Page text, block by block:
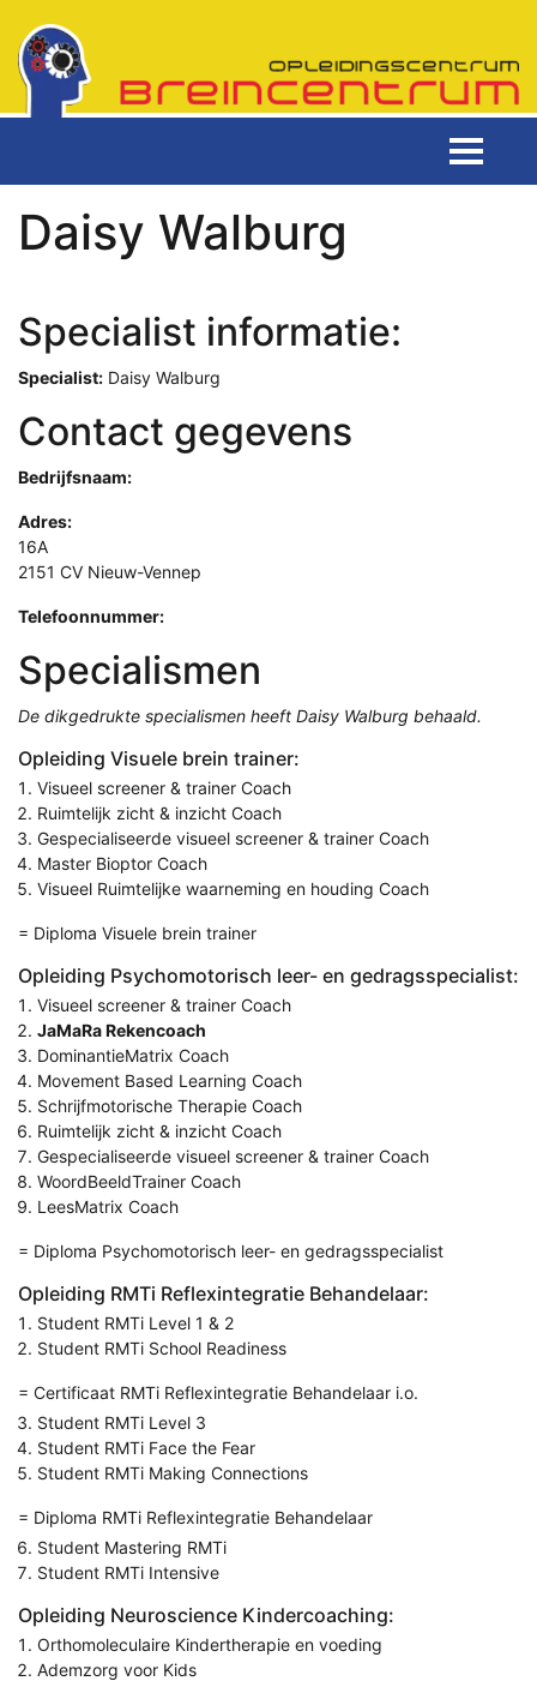
Daisy Walburg
Specialist informatie:
Specialist: Daisy Walburg
Contact gegevens
Bedrijfsnaam:
Adres:
16A
2151 CV Nieuw-Vennep
Telefoonnummer:
Specialismen
De dikgedrukte specialismen heeft Daisy Walburg behaald.
Opleiding Visuele brein trainer:
Visueel screener & trainer Coach
Ruimtelijk zicht & inzicht Coach
Gespecialiseerde visueel screener & trainer Coach
Master Bioptor Coach
Visueel Ruimtelijke waarneming en houding Coach
= Diploma Visuele brein trainer
Opleiding Psychomotorisch leer- en gedragsspecialist:
Visueel screener & trainer Coach
JaMaRa Rekencoach
DominantieMatrix Coach
Movement Based Learning Coach
Schrijfmotorische Therapie Coach
Ruimtelijk zicht & inzicht Coach
Gespecialiseerde visueel screener & trainer Coach
WoordBeeldTrainer Coach
LeesMatrix Coach
= Diploma Psychomotorisch leer- en gedragsspecialist
Opleiding RMTi Reflexintegratie Behandelaar:
Student RMTi Level 1 & 2
Student RMTi School Readiness
= Certificaat RMTi Reflexintegratie Behandelaar i.o.
Student RMTi Level 3
Student RMTi Face the Fear
Student RMTi Making Connections
= Diploma RMTi Reflexintegratie Behandelaar
Student Mastering RMTi
Student RMTi Intensive
Opleiding Neuroscience Kindercoaching:
Orthomoleculaire Kindertherapie en voeding
Ademzorg voor Kids